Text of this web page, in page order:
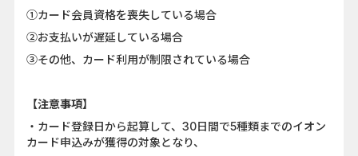
①カード会員資格を喪失している場合
②お支払いが遅延している場合
③その他、カード利用が制限されている場合
【注意事項】
・カード登録日から起算して、30日間で5種類までのイオン
カード申込みが獲得の対象となり、